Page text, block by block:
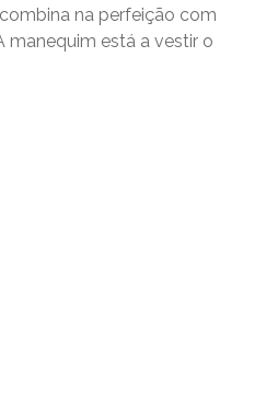
na perfeição com
manequim está a vestir o